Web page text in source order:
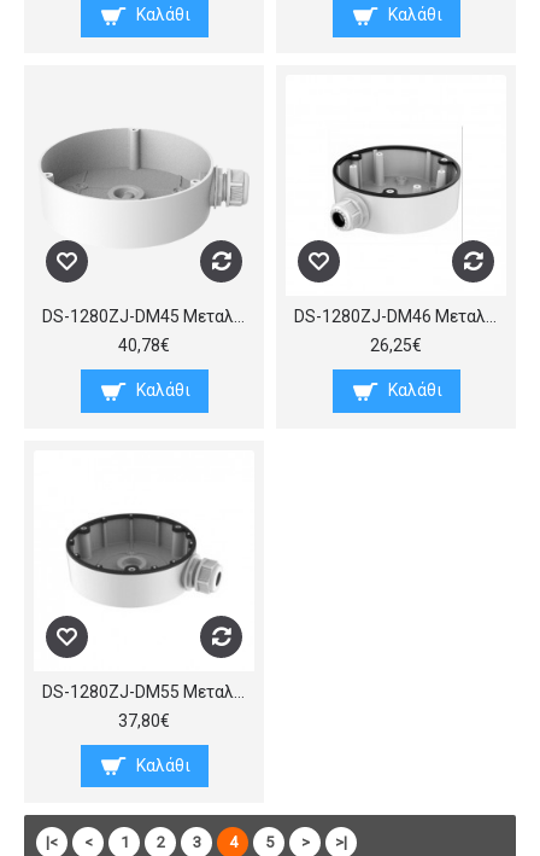
Καλάθι Καλάθι
40,78€
Καλάθι
26,25€
Καλάθι
37,80€
Καλάθι
|< < 1 2 3 4 5 >
>|